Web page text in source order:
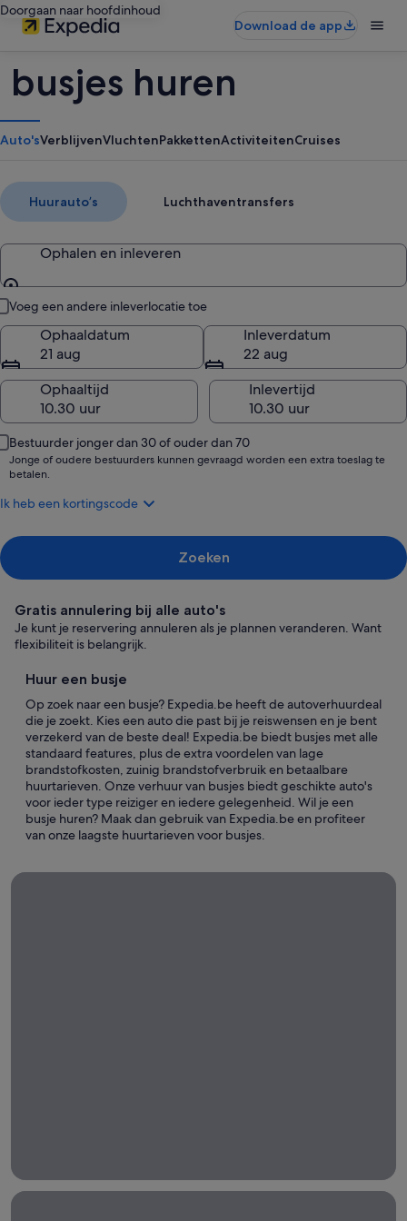
Doorgaan naar hoofdinhoud
Download de app
busjes huren
Auto'sVerblijvenVluchtenPakkettenActiviteitenCruises
Huurautoʼs Luchthaventransfers
Ophalen en inleveren
Voeg een andere inleverlocatie toe
Ophaaldatum
21 aug
Inleverdatum
22 aug
Ophaaltijd
Inlevertijd
Bestuurder jonger dan 30 of ouder dan 70
Jonge of oudere bestuurders kunnen gevraagd worden een extra toeslag te
betalen.
Ik heb een kortingscode
Zoeken
Gratis annulering bij alle auto's
Je kunt je reservering annuleren als je plannen veranderen. Want
flexibiliteit is belangrijk.
Huur een busje
Op zoek naar een busje? Expedia.be heeft de autoverhuurdeal
die je zoekt. Kies een auto die past bij je reiswensen en je bent
verzekerd van de beste deal! Expedia.be biedt busjes met alle
standaard features, plus de extra voordelen van lage
brandstofkosten, zuinig brandstofverbruik en betaalbare
huurtarieven. Onze verhuur van busjes biedt geschikte auto's
voor ieder type reiziger en iedere gelegenheid. Wil je een
busje huren? Maak dan gebruik van Expedia.be en profiteer
van onze laagste huurtarieven voor busjes.